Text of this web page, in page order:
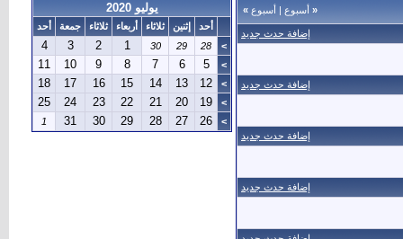
« أسبوع | أسبوع »
إضافة حدث جديد
إضافة حدث جديد
إضافة حدث جديد
إضافة حدث جديد
يوليو 2020
أحد إثنين ثلاثاء أربعاء ثلاثاء جمعة
أحد
>
28
29
30
1
2
3
4
>
5
6
7
8
9
10
11
>
12
13
14
15
16
17
18
>
19
20
21
22
23
24
25
>
26
27
28
29
30
31
1